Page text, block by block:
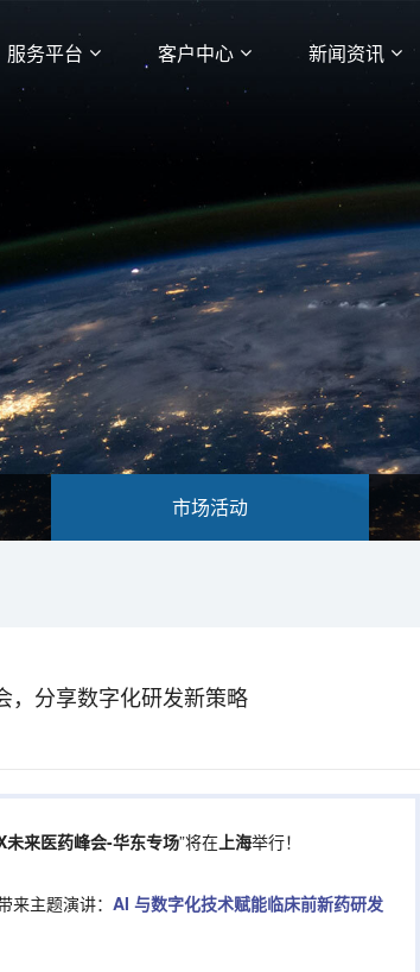
服务平台 客户中心 新闻资讯
市场活动
，分享数字化研发新策略
未来医药峰会-华东专场”将在上海举行！
来主题演讲：AI 与数字化技术赋能临床前新药研发